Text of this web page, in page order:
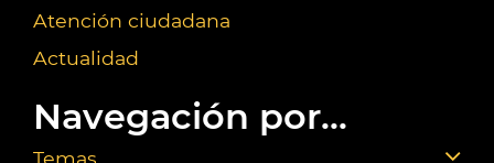
Atención ciudadana
Actualidad
Navegación por...
Temas